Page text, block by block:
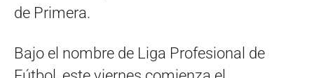
de Primera.
Bajo el nombre de Liga Profesional de